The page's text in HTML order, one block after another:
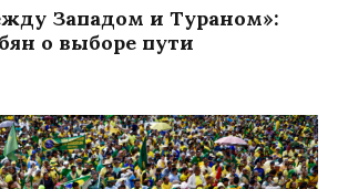
Западом и Тураном»:
о выборе пути